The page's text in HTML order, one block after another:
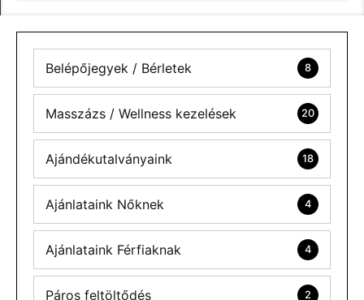
Belépőjegyek / Bérletek 8
Masszázs / Wellness kezelések 20
Ajándékutalványaink 18
Ajánlataink Nőknek 4
Ajánlataink Férfiaknak 4
Páros feltöltődés 2